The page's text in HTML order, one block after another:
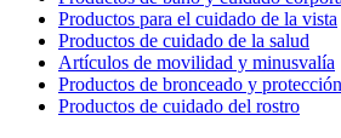
Productos para el cuidado de la vista
Productos de cuidado de la salud
Artículos de movilidad y minusvalía
Productos de bronceado y
Productos de cuidado del rostro